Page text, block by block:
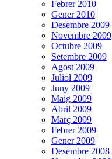
Febrer 2010
Gener 2010
Desembre 2009
Novembre 2009
Octubre 2009
Setembre 2009
Agost 2009
Juliol 2009
Juny 2009
Maig 2009
Abril 2009
Març 2009
Febrer 2009
Gener 2009
Desembre 2008